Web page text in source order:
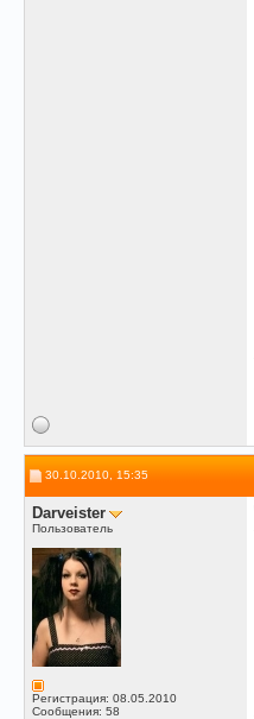
30.10.2010, 15:35
Darveister
Пользователь
Регистрация: 08.05.2010
Сообщения: 58